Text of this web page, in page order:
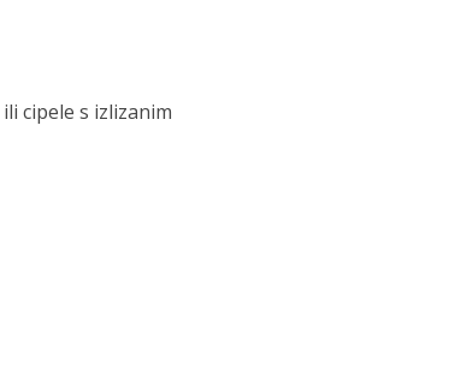
cipele s izlizanim